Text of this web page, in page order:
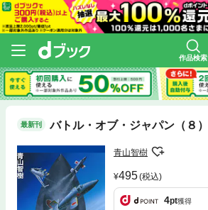
作品検索
最新刊 バトル・オブ・ジャパン（８）
青山智樹
495(税込)
4pt獲得